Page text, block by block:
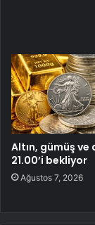
Altın, gümüş
21.00’i bekliyor
Ağustos 7, 2026